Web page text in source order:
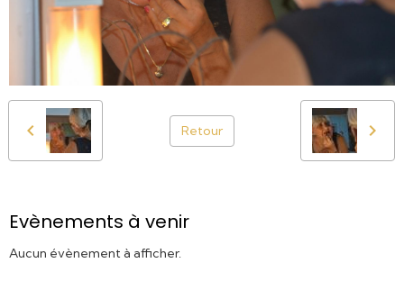
Retour
Evènements à venir
Aucun évènement à afficher.